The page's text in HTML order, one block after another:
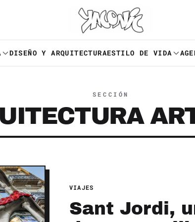
DISEÑO Y ARQUITECTURAESTILO DE VIDA
SECCIÓN
VIAJES
Sant Jordi,